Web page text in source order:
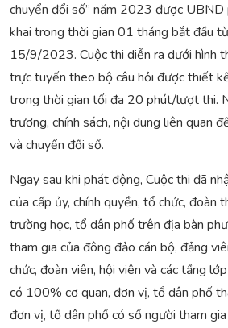
chuyển đổi số” năm 2023 được
khai trong thời gian 01 tháng bắt đầu
15/9/2023. Cuộc thi diễn ra dưới hình
trực tuyến theo bộ câu hỏi được thiết
trong thời gian tối đa 20 phút/lượt thi.
trương, chính sách, nội dung liên quan
và chuyển đổi số.
Ngay sau khi phát động, Cuộc thi đã
của cấp ủy, chính quyền, tổ chức, đoàn
trường học, tổ dân phố trên địa bàn
tham gia của đông đảo cán bộ, đảng
chức, đoàn viên, hội viên và các tầng
có 100% cơ quan, đơn vị, tổ dân phố
đơn vị, tổ dân phố có số người tham